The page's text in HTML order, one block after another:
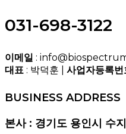
031-698-3122
이메일 :
대표 : 박덕훈 | 사업자등록번
BUSINESS ADDRESS
본사 : 경기도 용인시 수